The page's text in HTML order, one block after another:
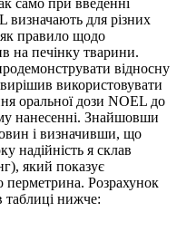
само при введенні
для різних
правило щодо
на печінку тварини.
відносну
використовувати
оральної дози NOEL до
нанесенні. Знайшовши
і визначивши, що
надійність я склав
який показує
перметрина. Розрахунок
таблиці нижче: